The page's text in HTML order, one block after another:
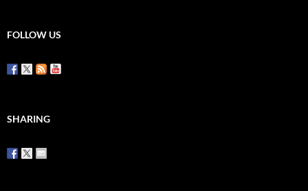
FOLLOW US
SHARING